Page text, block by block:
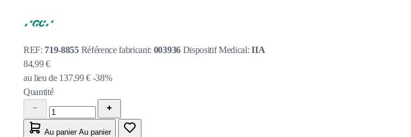
REF: 719-8855 Référence fabricant: 003936 Dispositif Medical:IIA
84,99 €
au lieu de 137,99 € -38%
Quantité
Au panier Au panier